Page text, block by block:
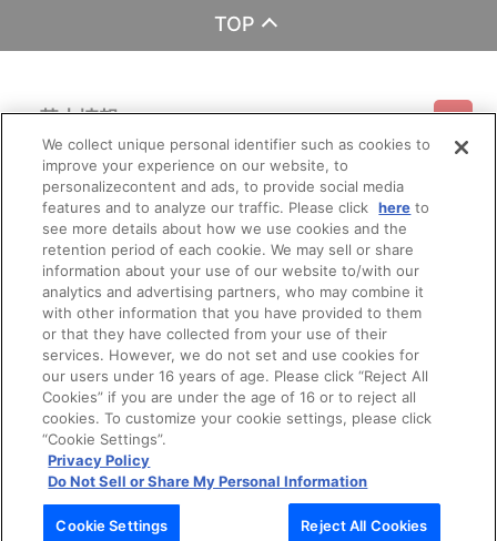
TOP
基本情報
利用規約 特定商取引法に基づく表示 プライバシーポリシー
プライバシーオプション 会社概要
ご利用情報
ご利用ガイド サイトマップ お問い合わせ
Do Not Sell or Share My Personal Information
会員メニュー
ログイン 会員規約 新規会員登録
その他のご案内
公式X バンダイナムコフィルムワークス
© Bandai Namco Filmworks Inc. All Rights Reserved.
We collect unique personal identifier such as cookies to
improve your experience on our website, to
personalizecontent and ads, to provide social media
features and to analyze our traffic. Please click here to
see more details about how we use cookies and the
retention period of each cookie. We may sell or share
information about your use of our website to/with our
analytics and advertising partners, who may combine it
with other information that you have provided to them
or that they have collected from your use of their
services. However, we do not set and use cookies for
our users under 16 years of age. Please click “Reject All
Cookies” if you are under the age of 16 or to reject all
cookies. To customize your cookie settings, please click
“Cookie Settings”.
Privacy Policy
Do Not Sell or Share My Personal Information
Cookie Settings Reject All Cookies